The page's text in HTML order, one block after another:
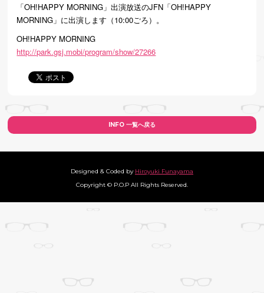
「OH!HAPPY MORNING」出演放送のJFN「OH!HAPPY
MORNING」に出演します（10:00ごろ）。
OH!HAPPY MORNING
http://park.gsj.mobi/program/show/27266
INFO 一覧へ戻る
Designed & Coded by Hiroyuki Funayama
Copyright © P.O.P All Rights Reserved.